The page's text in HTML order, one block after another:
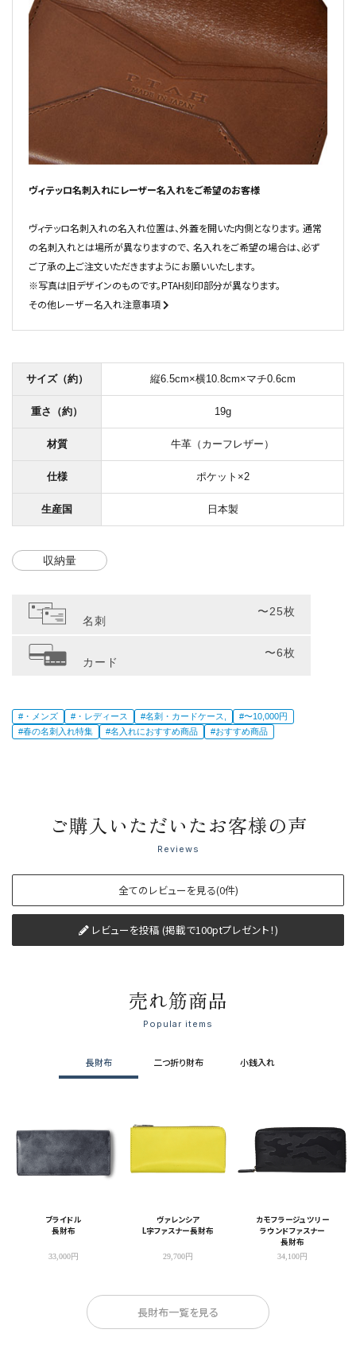
ヴィテッロ名刺入れにレーザー名入れをご希望のお客様
ヴィテッロ名刺入れの名入れ位置は、外蓋を開いた内側となります。 通常
の名刺入れとは場所が異なりますので、 名入れをご希望の場合は、必ず
ご了承の上ご注文いただきますようにお願いいたします。
※写真は旧デザインのものです。PTAH刻印部分が異なります。
その他レーザー名入れ注意事項
サイズ（約） 縦6.5cm×横10.8cm×マチ0.6cm
重さ（約） 19g
材質 牛革（カーフレザー）
仕様 ポケット×2
生産国 日本製
収納量
名刺
〜25枚
カード
〜6枚
#・メンズ #・レディース #名刺・カードケース,
#〜10,000円
#春の名刺入れ特集
#名入れにおすすめ商品 #おすすめ商品
ご購入いただいたお客様の声
Reviews
全てのレビューを見る(0件)
レビューを投稿 (掲載で100ptプレゼント！)
売れ筋商品
Popular items
長財布 二つ折り財布 小銭入れ
ブライドル
長財布
33,000円
ヴァレンシア
L字ファスナー長財布
29,700円
カモフラージュツリー
ラウンドファスナー
長財布
34,100円
長財布一覧を見る